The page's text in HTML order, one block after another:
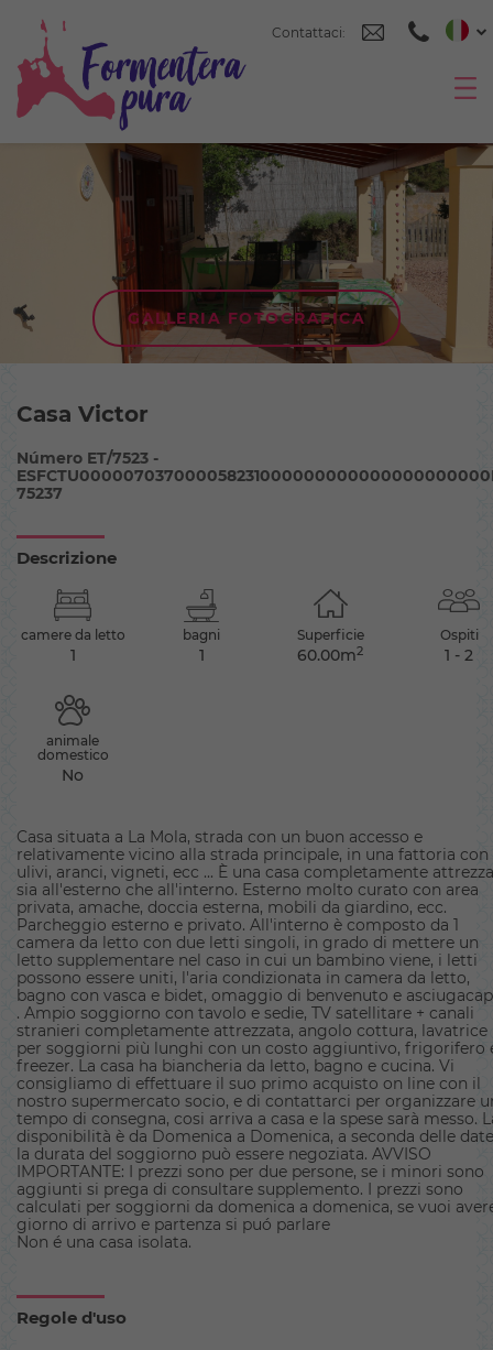
Contattaci:
GALLERIA FOTOGRAFICA
Casa Victor
Número ET/7523 -
75237
Descrizione
camere da letto
1
bagni
1
Superficie
60.00m2
Ospiti
1 - 2
animale
domestico
No
Casa situata a La Mola, strada con un buon accesso e
relativamente vicino alla strada principale, in una fattoria con
ulivi, aranci, vigneti, ecc ... È una casa completamente
sia all'esterno che all'interno. Esterno molto curato con area
privata, amache, doccia esterna, mobili da giardino, ecc.
Parcheggio esterno e privato. All'interno è composto da 1
camera da letto con due letti singoli, in grado di mettere un
letto supplementare nel caso in cui un bambino viene, i letti
possono essere uniti, l'aria condizionata in camera da letto,
bagno con vasca e bidet, omaggio di benvenuto e
. Ampio soggiorno con tavolo e sedie, TV satellitare + canali
stranieri completamente attrezzata, angolo cottura, lavatrice
per soggiorni più lunghi con un costo aggiuntivo, frigorifero
freezer. La casa ha biancheria da letto, bagno e cucina. Vi
consigliamo di effettuare il suo primo acquisto on line con il
nostro supermercato socio, e di contattarci per organizzare
tempo di consegna, cosi arriva a casa e la spese sarà messo.
disponibilità è da Domenica a Domenica, a seconda delle
la durata del soggiorno può essere negoziata. AVVISO
IMPORTANTE: I prezzi sono per due persone, se i minori sono
aggiunti si prega di consultare supplemento. I prezzi sono
calculati per soggiorni da domenica a domenica, se vuoi
giorno di arrivo e partenza si puó parlare
Non é una casa isolata.
Regole d'uso